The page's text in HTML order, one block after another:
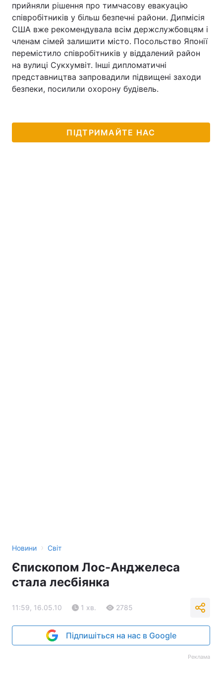
прийняли рішення про тимчасову евакуацію
співробітників у більш безпечні райони. Дипмісія
США вже рекомендувала всім держслужбовцям і
членам сімей залишити місто. Посольство Японії
перемістило співробітників у віддалений район
на вулиці Сукхумвіт. Інші дипломатичні
представництва запровадили підвищені заходи
безпеки, посилили охорону будівель.
ПІДТРИМАЙТЕ НАС
Новини › Світ
Єпископом Лос-Анджелеса
стала лесбіянка
11:59, 16.05.10 1 хв. 2785
Підпишіться на нас в Google
Реклама